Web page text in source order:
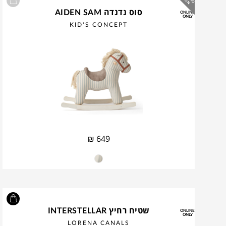
ONLINE
ONLY סוס נדנדה AIDEN SAM
KID'S CONCEPT
₪ 649
ONLINE
ONLY שטיח רחיץ INTERSTELLAR
LORENA CANALS